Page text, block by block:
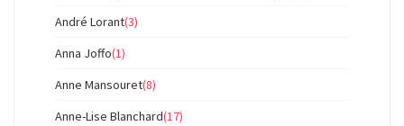
André Lorant(3)
Anna Joffo(1)
Anne Mansouret(8)
Anne-Lise Blanchard(17)